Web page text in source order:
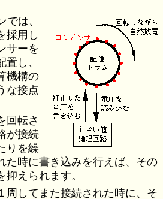
では、
採用し
サーを
し、
機構の
な接点
回転さ
が接続
りを繰
た時に書き込みを行えば、その
えられます。
周してまた接続された時に、そ